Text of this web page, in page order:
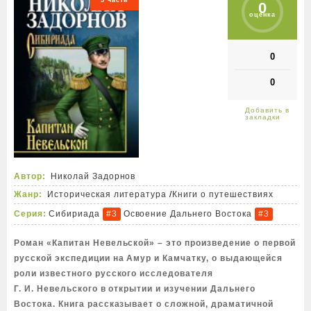
0
оценка
0
0
Автор:
Николай Задорнов
Жанр:
Историческая литература /Книги о путешествиях
Серия: Сибириада #3 Освоение Дальнего Востока #3
Роман «Капитан Невельской» – это произведение о первой
русской экспедиции на Амур и Камчатку, о выдающейся
роли известного русского исследователя
Г. И. Невельского в открытии и изучении Дальнего
Востока. Книга рассказывает о сложной, драматичной